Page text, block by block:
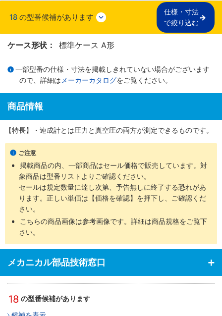
18 の型番候補があります
仕様・寸法
で絞り込む
ケース形状： 標準ケース A形
一部型番の仕様・寸法を掲載しきれていない場合がございます
ので、詳細は メーカーカタログをご覧ください。
商品情報
【特長】・連成計とは圧力と真空圧の両方が測定できるものです。
ご注意
掲載商品の内、一部商品はセール価格で販売しています。対
象商品は型番リストよりご確認ください。
セールは規定数量に達し次第、予告無しに終了する恐れがあ
ります。正しい単価は【価格を確認】を押下し、ご確認くだ
さい。
こちらの商品画像は参考画像です。詳細は商品規格をご覧下
さい。
メカニカル部品技術窓口
18 の型番候補があります